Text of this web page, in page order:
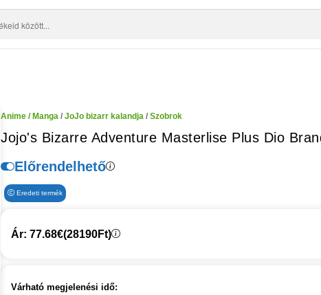
Anime / Manga / JoJo bizarr kalandja / Szobrok
Jojo's Bizarre Adventure Masterlise Plus Dio
Előrendelhető
Eredeti termék
Ár: 77.68€(28190Ft)
Várható megjelenési idő: